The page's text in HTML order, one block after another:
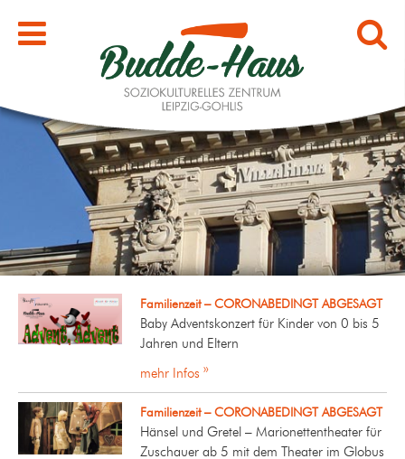
Familienzeit – CORONABEDINGT ABGESAGT
Baby Adventskonzert für Kinder von 0 bis 5
Jahren und Eltern
mehr Infos »
Familienzeit – CORONABEDINGT ABGESAGT
Hänsel und Gretel – Marionettentheater für
Zuschauer ab 5 mit dem Theater im Globus